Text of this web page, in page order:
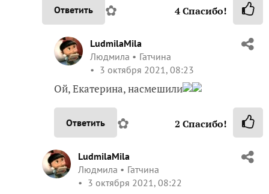
Ответить ✿ 4Спасибо!
LudmilaMila
Людмила
Гатчина
3 октября 2021, 08:23
Ой, Екатерина, насмешили
Ответить ✿ 2 Спасибо!
LudmilaMila
Людмила
Гатчина
3 октября 2021, 08:22